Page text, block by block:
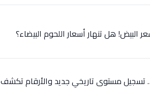
هل تنهار أسعار اللحوم البيضاء؟
تسجيل مستوى تاريخي جديد والأرقام تكشف